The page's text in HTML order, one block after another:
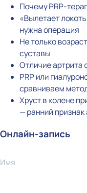
Почему PRP-
«Вылетает
нужна операция
Не только
суставы
Отличие артрита
PRP или
сравниваем
Хруст в колене
— ранний признак
Онлайн-запись
Имя